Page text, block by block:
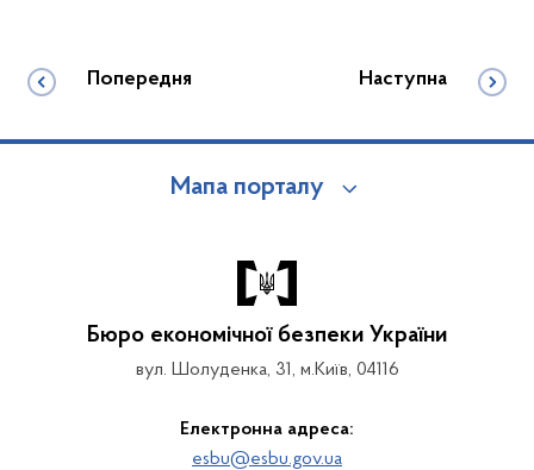
Попередня Наступна
Мапа порталу
Бюро економічної безпеки України
вул. Шолуденка, 31, м.Київ, 04116
Електронна адреса:
esbu@esbu.gov.ua